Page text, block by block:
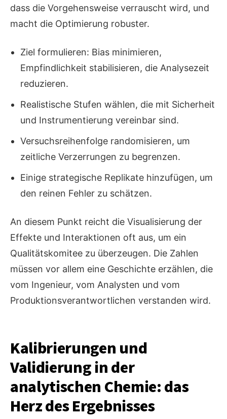
dass die Vorgehensweise verrauscht wird, und
macht die Optimierung robuster.
Ziel formulieren: Bias minimieren,
Empfindlichkeit stabilisieren, die Analysezeit
reduzieren.
Realistische Stufen wählen, die mit Sicherheit
und Instrumentierung vereinbar sind.
Versuchsreihenfolge randomisieren, um
zeitliche Verzerrungen zu begrenzen.
Einige strategische Replikate hinzufügen, um
den reinen Fehler zu schätzen.
An diesem Punkt reicht die Visualisierung der
Effekte und Interaktionen oft aus, um ein
Qualitätskomitee zu überzeugen. Die Zahlen
müssen vor allem eine Geschichte erzählen, die
vom Ingenieur, vom Analysten und vom
Produktionsverantwortlichen verstanden wird.
Kalibrierungen und
Validierung in der
analytischen Chemie: das
Herz des Ergebnisses